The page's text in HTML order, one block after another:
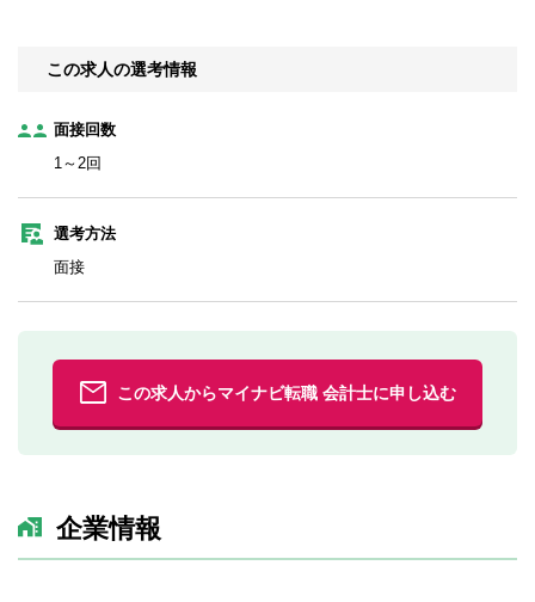
この求人の選考情報
面接回数
1～2回
選考方法
面接
この求人からマイナビ転職 会計士に申し込む
企業情報